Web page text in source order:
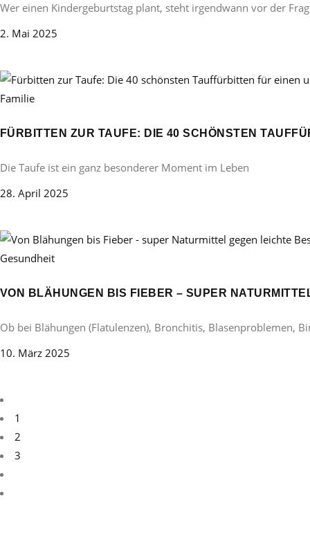
Wer einen Kindergeburtstag plant, steht irgendwann vor der
2. Mai 2025
Familie
FÜRBITTEN ZUR TAUFE: DIE 40 SCHÖNSTEN
Die Taufe ist ein ganz besonderer Moment im Leben
28. April 2025
Gesundheit
VON BLÄHUNGEN BIS FIEBER – SUPER
Ob bei Blähungen (Flatulenzen), Bronchitis, Blasenproblemen,
10. März 2025
1
2
3